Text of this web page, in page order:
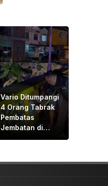
Vario Ditumpangi
4 Orang Tabrak
Pembatas
Jembatan di